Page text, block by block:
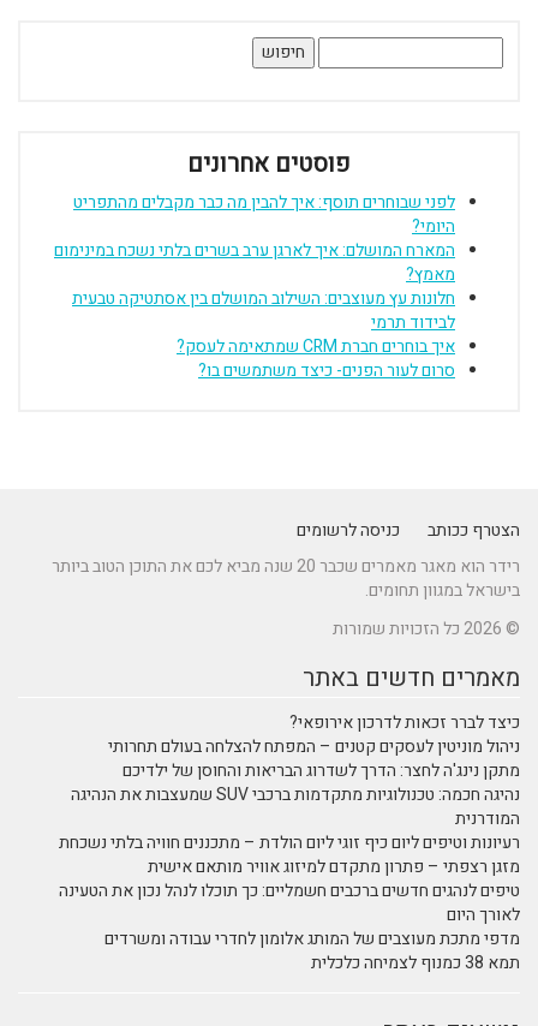
פוסטים אחרונים
לפני שבוחרים תוסף: איך להבין מה כבר מקבלים מהתפריט
היומי?
המארח המושלם: איך לארגן ערב בשרים בלתי נשכח במינימום
מאמץ?
חלונות עץ מעוצבים: השילוב המושלם בין אסתטיקה טבעית
לבידוד תרמי
איך בוחרים חברת CRM שמתאימה לעסק?
סרום לעור הפנים- כיצד משתמשים בו?
הצטרף ככותב
כניסה לרשומים
רידר הוא מאגר מאמרים שכבר 20 שנה מביא לכם את התוכן הטוב ביותר
בישראל במגוון תחומים.
© 2026 כל הזכויות שמורות
מאמרים חדשים באתר
כיצד לברר זכאות לדרכון אירופאי?
ניהול מוניטין לעסקים קטנים – המפתח להצלחה בעולם תחרותי
מתקן נינג'ה לחצר: הדרך לשדרוג הבריאות והחוסן של ילדיכם
נהיגה חכמה: טכנולוגיות מתקדמות ברכבי SUV שמעצבות את הנהיגה
המודרנית
רעיונות וטיפים ליום כיף זוגי ליום הולדת – מתכננים חוויה בלתי נשכחת
מזגן רצפתי – פתרון מתקדם למיזוג אוויר מותאם אישית
טיפים לנהגים חדשים ברכבים חשמליים: כך תוכלו לנהל נכון את הטעינה
לאורך היום
מדפי מתכת מעוצבים של המותג אלומון לחדרי עבודה ומשרדים
תמא 38 כמנוף לצמיחה כלכלית